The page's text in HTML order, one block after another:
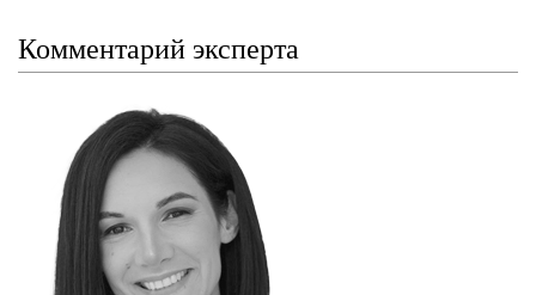
Комментарий эксперта